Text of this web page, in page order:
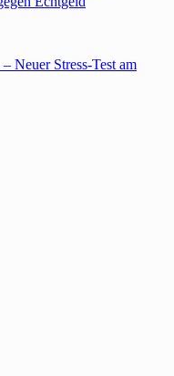
Neuer Stress-Test am